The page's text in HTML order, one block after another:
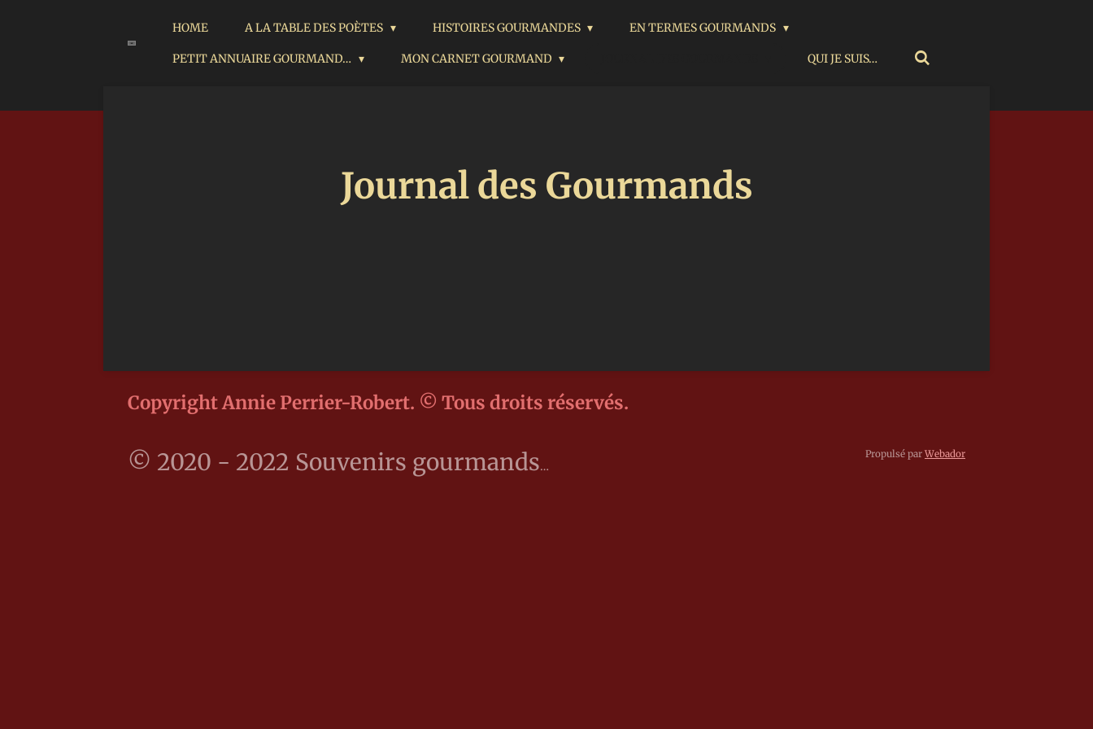
HOME A LA TABLE DES POÈTES HISTOIRES GOURMANDES EN TERMES GOURMANDS
PETIT ANNUAIRE GOURMAND… MON CARNET GOURMAND QUI JE SUIS…
Journal des Gourmands
Copyright Annie Perrier-Robert. © Tous droits réservés.
© 2020 - 2022 Souvenirs gourmands…
Propulsé par Webador